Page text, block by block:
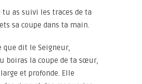
tu as suivi les traces de ta
sa coupe dans ta main.
que dit le Seigneur,
boiras la coupe de ta sœur,
et profonde. Elle